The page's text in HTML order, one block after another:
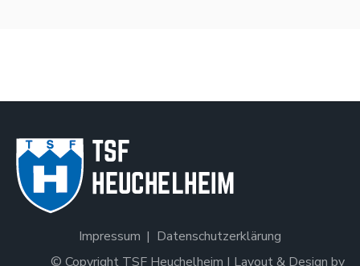
Impressum
Datenschutzerklärung
© Copyright TSF Heuchelheim | Layout & Design by